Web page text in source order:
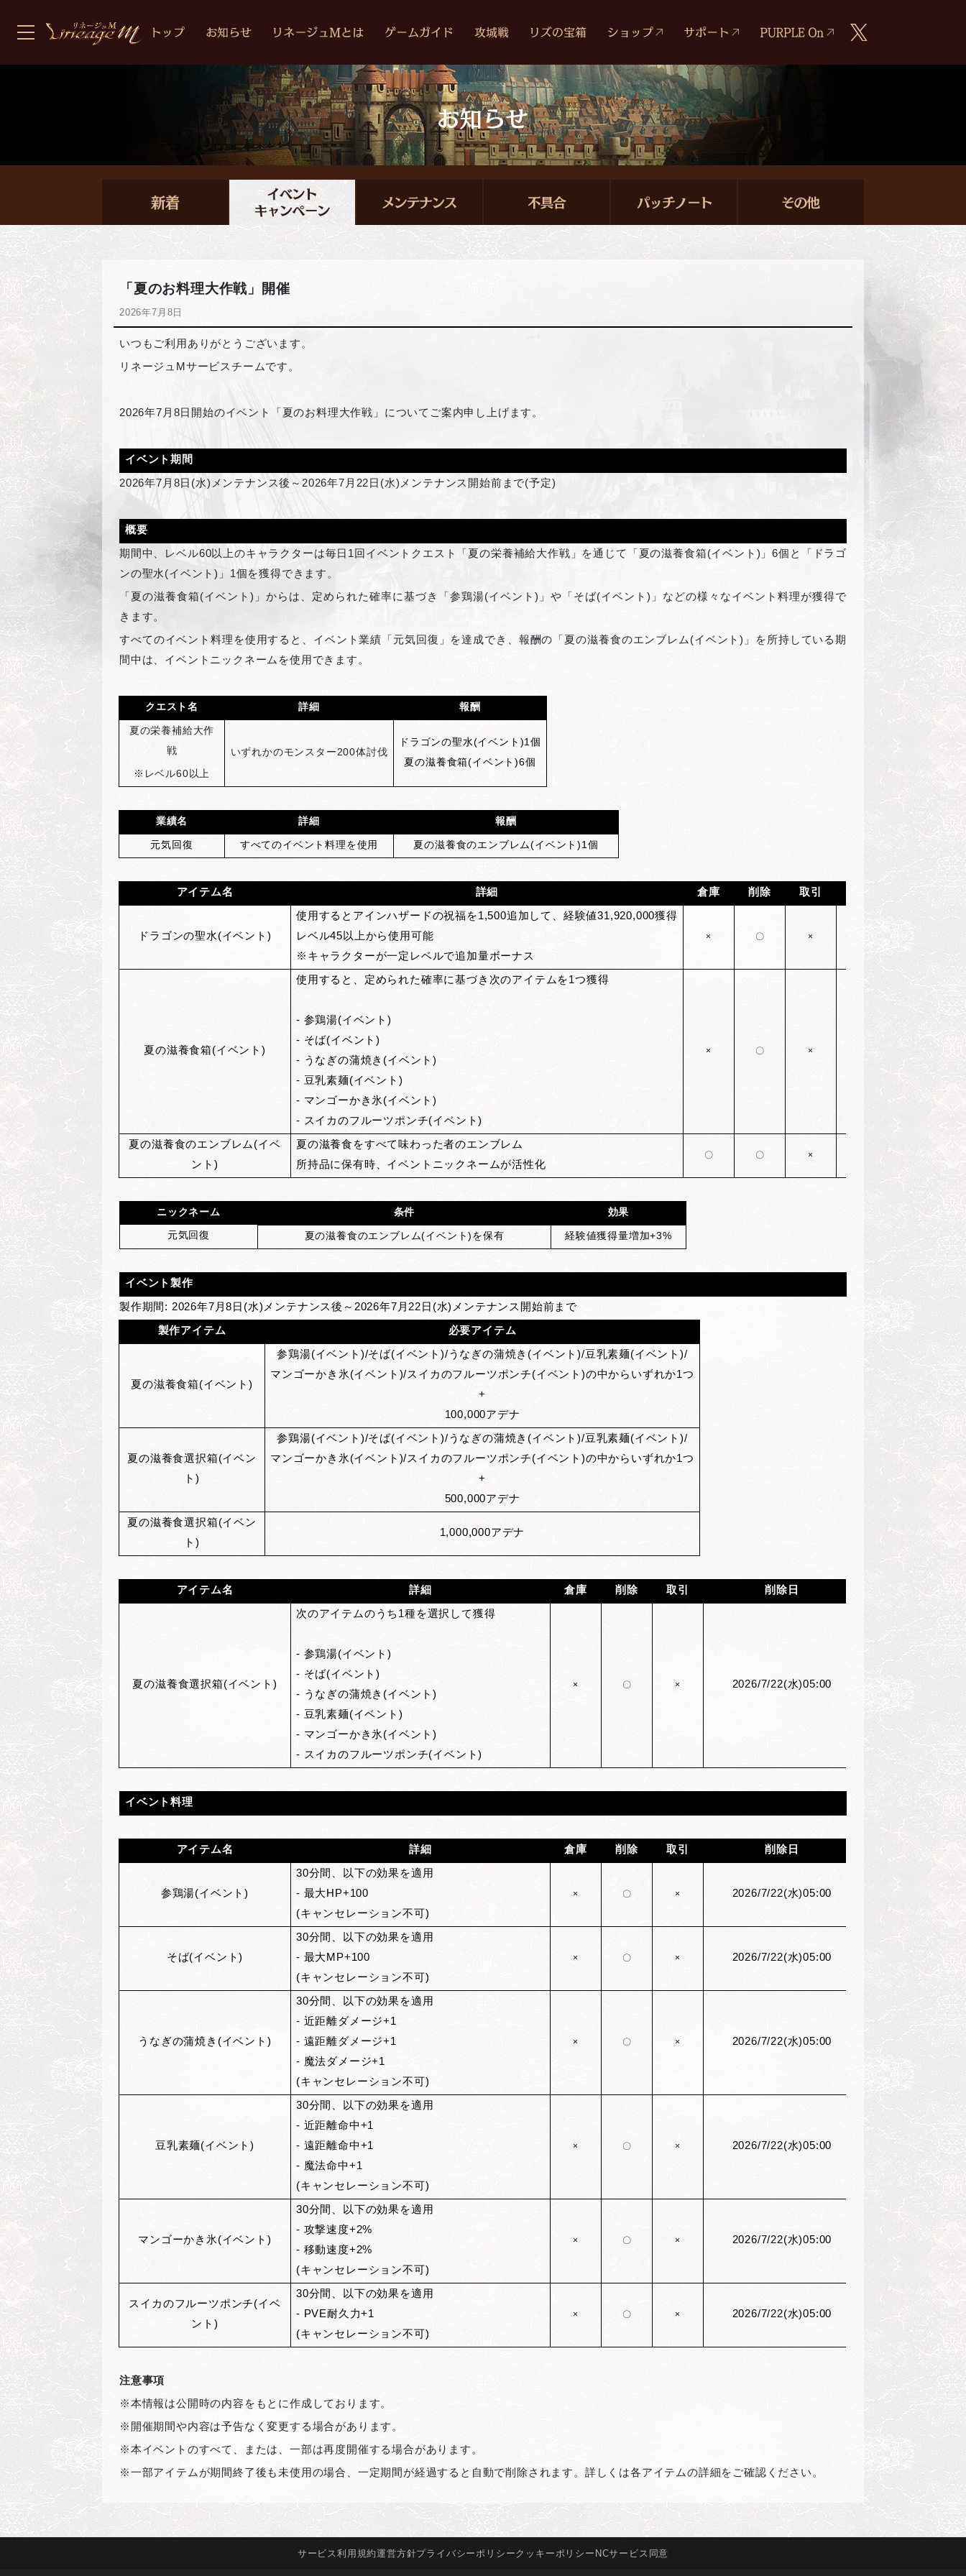
「夏のお料理大作戦」開催
2026年7月8日
いつもご利用ありがとうございます。
リネージュMサービスチームです。
2026年7月8日開始のイベント「夏のお料理大作戦」についてご案内申し上げます。
イベント期間
2026年7月8日(水)メンテナンス後～2026年7月22日(水)メンテナンス開始前まで(予定)
概要
期間中、レベル60以上のキャラクターは毎日1回イベントクエスト「夏の栄養補給大作戦」を通じて「夏の滋養食箱(イベント)」6個と「ドラゴ
ンの聖水(イベント)」1個を獲得できます。
「夏の滋養食箱(イベント)」からは、定められた確率に基づき「参鶏湯(イベント)」や「そば(イベント)」などの様々なイベント料理が獲得で
きます。
すべてのイベント料理を使用すると、イベント業績「元気回復」を達成でき、報酬の「夏の滋養食のエンブレム(イベント)」を所持している期
間中は、イベントニックネームを使用できます。
クエスト名 詳細 報酬
夏の栄養補給大作
戦
※レベル60以上
いずれかのモンスター200体討伐
ドラゴンの聖水(イベント)1個
夏の滋養食箱(イベント)6個
業績名 詳細 報酬
元気回復 すべてのイベント料理を使用 夏の滋養食のエンブレム(イベント)1個
アイテム名 詳細 倉庫 削除 取引 削除日
ドラゴンの聖水(イベント)
使用するとアインハザードの祝福を1,500追加して、経験値31,920,000獲得
レベル45以上から使用可能
※キャラクターが一定レベルで追加量ボーナス
× 〇 × 2026/9/23(
夏の滋養食箱(イベント)
使用すると、定められた確率に基づき次のアイテムを1つ獲得
- 参鶏湯(イベント)
- そば(イベント)
- うなぎの蒲焼き(イベント)
- 豆乳素麺(イベント)
- マンゴーかき氷(イベント)
- スイカのフルーツポンチ(イベント)
× 〇 × 2026/7/22( 水)05:00
夏の滋養食のエンブレム(イベ
ント)
夏の滋養食をすべて味わった者のエンブレム
所持品に保有時、イベントニックネームが活性化
〇 〇 × 2026/7/22( 水)05:00
ニックネーム 条件
効果
元気回復
夏の滋養食のエンブレム(イベント)を保有 経験値獲得量増加+3%
イベント製作
製作期間: 2026年7月8日(水)メンテナンス後～2026年7月22日(水)メンテナンス開始前まで
製作アイテム 必要アイテム
夏の滋養食箱(イベント)
参鶏湯(イベント)/そば(イベント)/うなぎの蒲焼き(イベント)/豆乳素麺(イベント)/
マンゴーかき氷(イベント)/スイカのフルーツポンチ(イベント)の中からいずれか1つ
+
100,000アデナ
夏の滋養食選択箱(イベン
ト)
参鶏湯(イベント)/そば(イベント)/うなぎの蒲焼き(イベント)/豆乳素麺(イベント)/
マンゴーかき氷(イベント)/スイカのフルーツポンチ(イベント)の中からいずれか1つ
+
500,000アデナ
夏の滋養食選択箱(イベン
ト)
1,000,000アデナ
アイテム名 詳細 倉庫 削除 取引 削除日
夏の滋養食選択箱(イベント)
次のアイテムのうち1種を選択して獲得
- 参鶏湯(イベント)
- そば(イベント)
- うなぎの蒲焼き(イベント)
- 豆乳素麺(イベント)
- マンゴーかき氷(イベント)
- スイカのフルーツポンチ(イベント)
× 〇 × 2026/7/22(水)05:00
イベント料理
アイテム名 詳細 倉庫 削除 取引 削除日
参鶏湯(イベント)
30分間、以下の効果を適用
- 最大HP+100
(キャンセレーション不可)
× 〇 × 2026/7/22(水)05:00
そば(イベント)
30分間、以下の効果を適用
- 最大MP+100
(キャンセレーション不可)
× 〇 × 2026/7/22(水)05:00
うなぎの蒲焼き(イベント)
30分間、以下の効果を適用
- 近距離ダメージ+1
- 遠距離ダメージ+1
- 魔法ダメージ+1
(キャンセレーション不可)
× 〇 × 2026/7/22(水)05:00
豆乳素麺(イベント)
30分間、以下の効果を適用
- 近距離命中+1
- 遠距離命中+1
- 魔法命中+1
(キャンセレーション不可)
× 〇 × 2026/7/22(水)05:00
マンゴーかき氷(イベント)
30分間、以下の効果を適用
- 攻撃速度+2%
- 移動速度+2%
(キャンセレーション不可)
× 〇 × 2026/7/22(水)05:00
スイカのフルーツポンチ(イベ
ント)
30分間、以下の効果を適用
- PVE耐久力+1
(キャンセレーション不可)
× 〇 × 2026/7/22(水)05:00
注意事項
※本情報は公開時の内容をもとに作成しております。
※開催期間や内容は予告なく変更する場合があります。
※本イベントのすべて、または、一部は再度開催する場合があります。
※一部アイテムが期間終了後も未使用の場合、一定期間が経過すると自動で削除されます。詳しくは各アイテムの詳細をご確認ください。
サービス 利用規約運営方針プライバシー ポリシークッキー ポリシー NCサービス 同意